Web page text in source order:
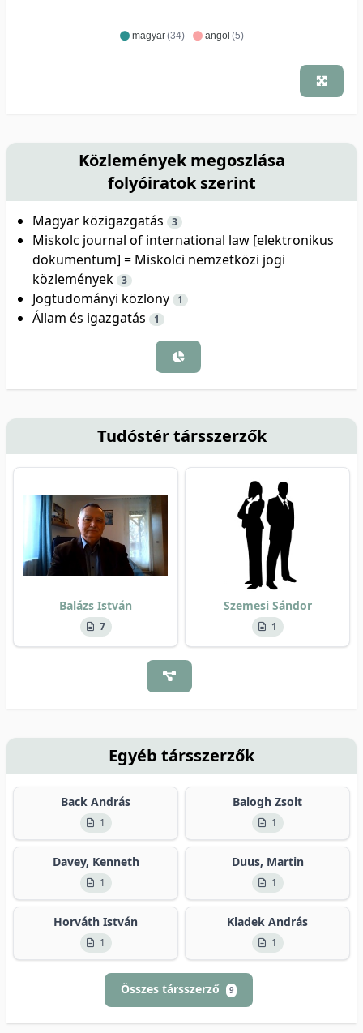
magyar(34) angol (5)
Közlemények megoszlása
folyóiratok szerint
Magyar közigazgatás 3
Miskolc journal of international law [elektronikus
dokumentum] = Miskolci nemzetközi jogi
közlemények 3
Jogtudományi közlöny 1
Állam és igazgatás 1
Tudóstér társszerzők
Balázs István
7
Szemesi Sándor
1
Egyéb társszerzők
Back András
1
Balogh Zsolt
1
Davey, Kenneth
1
Duus, Martin
1
Horváth István
1
Kladek András
1
Összes társszerző 9